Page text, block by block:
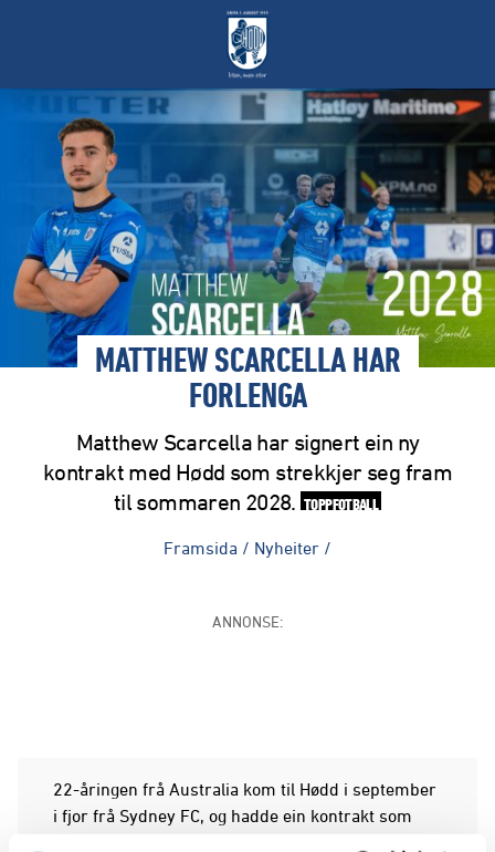
MATTHEW SCARCELLA HAR
FORLENGA
Matthew Scarcella har signert ein ny
kontrakt med Hødd som strekkjer seg fram
til sommaren 2028. TOPPFOTBALL
Framsida / Nyheiter /
ANNONSE:
22-åringen frå Australia kom til Hødd i september
i fjor frå Sydney FC, og hadde ein kontrakt som